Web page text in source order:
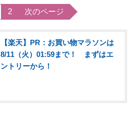
2 次のページ
【楽天】PR：お買い物マラソンは
8/11（火）01:59まで！ まずはエ
ントリーから！